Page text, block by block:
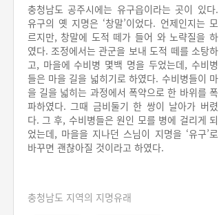
충청남도 공주시에는 유구읍이라는 곳이 있다.
유구의 옛 지명은 ‘창말’이었다. 언제인지는 모
르지만, 창말에 도적 떼가 들어 와 노략질을 하
였다. 조정에서는 관군을 보내 도적 떼를 소탕하
고, 마을에 수비병 몇백 명을 두었는데, 수비병
들은 마을 길을 넓히기로 하였다. 수비병들이 마
을 길을 넓히는 과정에서 폭약으로 한 바위를 폭
파하였다. 그때 금비둘기 한 쌍이 날아가 버렸
다. 그 후, 수비병들은 원인 모를 병에 걸리게 되
었는데, 마을을 지나던 스님이 지명을 ‘유구’로
바꾸면 괜찮아질 것이라고 하였다.
충청남도 지역의 지명유래